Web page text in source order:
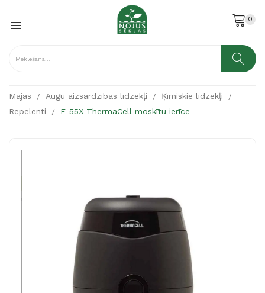
 0
Mājas Augu aizsardzības līdzekļi
Ķīmiskie līdzekļi
Repelenti
E-55X ThermaCell moskītu ierīce